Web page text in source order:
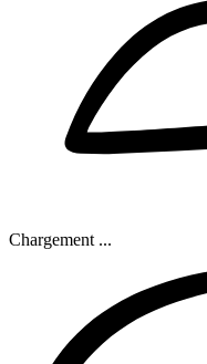
Chargement ...